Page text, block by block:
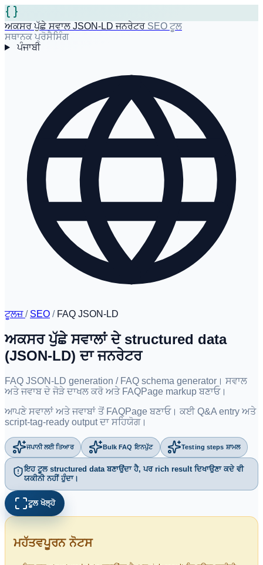
ਅਕਸਰ ਪੁੱਛੇ ਸਵਾਲ JSON-LD ਜਨਰੇਟਰ SEO ਟੂਲ
ਸਥਾਨਕ ਪ੍ਰੋਸੈਸਿੰਗ
ਪੰਜਾਬੀ
ਟੂਲਜ਼/ SEO / FAQ JSON-LD
ਅਕਸਰ ਪੁੱਛੇ ਸਵਾਲਾਂ ਦੇ structured data
(JSON-LD) ਦਾ ਜਨਰੇਟਰ
FAQ JSON-LD generation / FAQ schema generator। ਸਵਾਲ
ਅਤੇ ਜਵਾਬ ਦੇ ਜੋੜੇ ਦਾਖਲ ਕਰੋ ਅਤੇ FAQPage markup ਬਣਾਓ।
ਆਪਣੇ ਸਵਾਲਾਂ ਅਤੇ ਜਵਾਬਾਂ ਤੋਂ FAQPage ਬਣਾਓ। ਕਈ Q&A entry ਅਤੇ
script-tag-ready output ਦਾ ਸਹਿਯੋਗ।
ਜਪਾਨੀ ਲਈ ਤਿਆਰ Bulk FAQ ਇਨਪੁੱਟ Testing steps ਸ਼ਾਮਲ
ਇਹ ਟੂਲ structured data ਬਣਾਉਂਦਾ ਹੈ, ਪਰ rich result ਦਿਖਾਉਣਾ ਕਦੇ ਵੀ
ਯਕੀਨੀ ਨਹੀਂ ਹੁੰਦਾ।
ਟੂਲ ਖੋਲ੍ਹੋ
ਮਹੱਤਵਪੂਰਨ ਨੋਟਸ